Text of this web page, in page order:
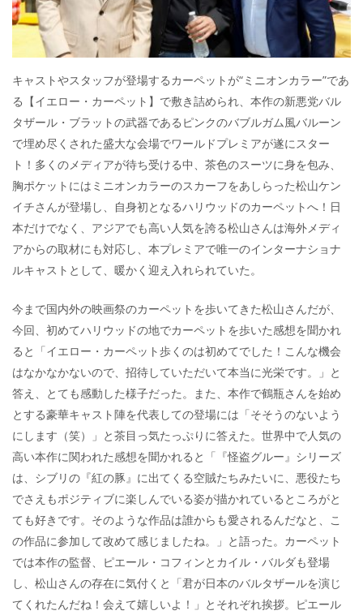
キャストやスタッフが登場するカーペットが“ミニオンカラー”であ
る【イエロー・カーペット】で敷き詰められ、本作の新悪党バル
タザール・ブラットの武器であるピンクのバブルガム風バルーン
で埋め尽くされた盛大な会場でワールドプレミアが遂にスター
ト！多くのメディアが待ち受ける中、茶色のスーツに身を包み、
胸ポケットにはミニオンカラーのスカーフをあしらった松山ケン
イチさんが登場し、自身初となるハリウッドのカーペットへ！日
本だけでなく、アジアでも高い人気を誇る松山さんは海外メディ
アからの取材にも対応し、本プレミアで唯一のインターナショナ
ルキャストとして、暖かく迎え入れられていた。
今まで国内外の映画祭のカーペットを歩いてきた松山さんだが、
今回、初めてハリウッドの地でカーペットを歩いた感想を聞かれ
ると「イエロー・カーペット歩くのは初めてでした！こんな機会
はなかなかないので、招待していただいて本当に光栄です。」と
答え、とても感動した様子だった。また、本作で鶴瓶さんを始め
とする豪華キャスト陣を代表しての登場には「そそうのないよう
にします（笑）」と茶目っ気たっぷりに答えた。世界中で人気の
高い本作に関われた感想を聞かれると「『怪盗グルー』シリーズ
は、シブリの『紅の豚』に出てくる空賊たちみたいに、悪役たち
でさえもポジティブに楽しんでいる姿が描かれているところがと
ても好きです。そのような作品は誰からも愛されるんだなと、こ
の作品に参加して改めて感じましたね。」と語った。カーペット
では本作の監督、ピエール・コフィンとカイル・バルダも登場
し、松山さんの存在に気付くと「君が日本のバルタザールを演じ
てくれたんだね！会えて嬉しいよ！」とそれぞれ挨拶。ピエール